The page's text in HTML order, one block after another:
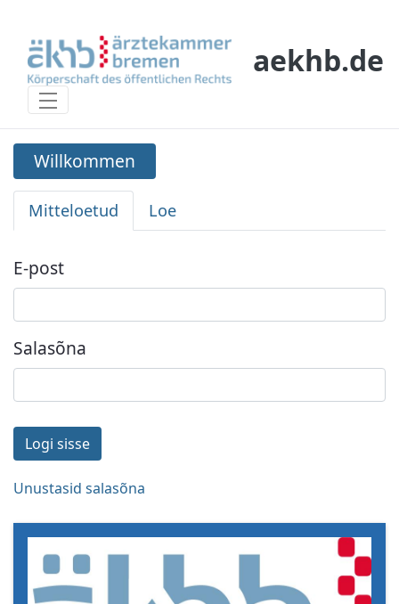
aekhb.de
Willkommen
Willkommen
Mitteloetud Loe
Logi sisse
E-post
Salasõna
Logi sisse
Unustasid salasõna